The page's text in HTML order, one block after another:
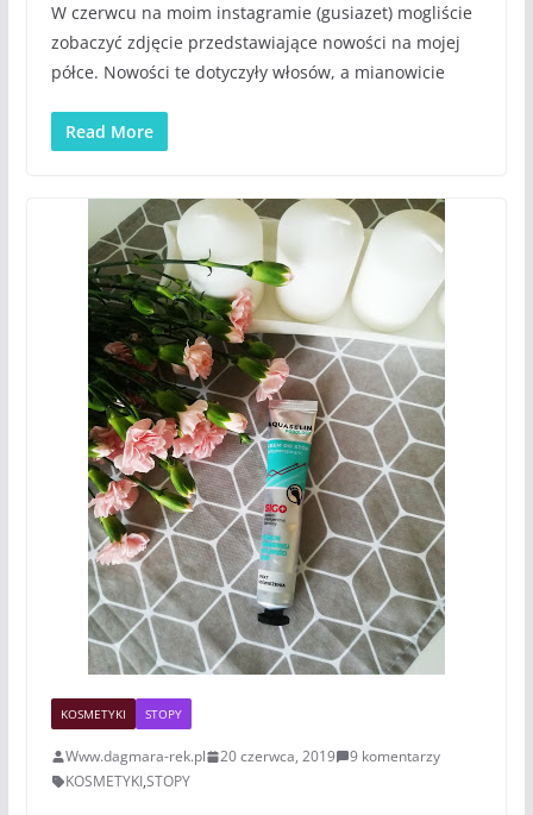
W czerwcu na moim instagramie (gusiazet) mogliście
zobaczyć zdjęcie przedstawiające nowości na mojej
półce. Nowości te dotyczyły włosów, a mianowicie
Read More
KOSMETYKI STOPY
Www.dagmara-rek.pl 20 czerwca, 2019
9 komentarzy
KOSMETYKI,STOPY